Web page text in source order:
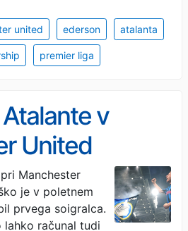
united ederson atalanta
premier liga
v
United
Manchester
je v poletnem
prvega soigralca.
lahko računal tudi